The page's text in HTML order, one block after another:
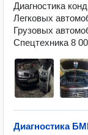
Диагностика
Легковых
Грузовых
Спецтехника 8
Диагностика